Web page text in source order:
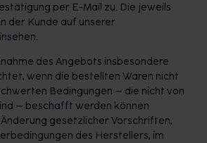
per E-Mail zu. Die jeweils
der Kunde auf unserer
des Angebots insbesondere
wenn die bestellten Waren nicht
Bedingungen – die nicht von
– beschafft werden können
gesetzlicher Vorschriften,
des Herstellers, im